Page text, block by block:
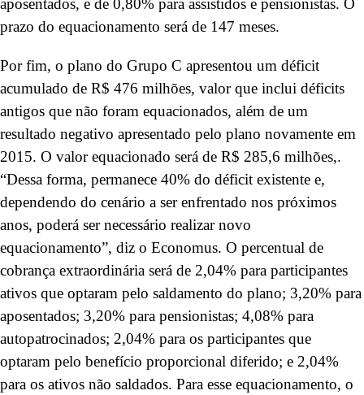
aposentados, e de 0,80% para assistidos e pensionistas. O
prazo do equacionamento será de 147 meses.
Por fim, o plano do Grupo C apresentou um déficit
acumulado de R$ 476 milhões, valor que inclui déficits
antigos que não foram equacionados, além de um
resultado negativo apresentado pelo plano novamente em
2015. O valor equacionado será de R$ 285,6 milhões,.
“Dessa forma, permanece 40% do déficit existente e,
dependendo do cenário a ser enfrentado nos próximos
anos, poderá ser necessário realizar novo
equacionamento”, diz o Economus. O percentual de
cobrança extraordinária será de 2,04% para participantes
ativos que optaram pelo saldamento do plano; 3,20% para
aposentados; 3,20% para pensionistas; 4,08% para
autopatrocinados; 2,04% para os participantes que
optaram pelo benefício proporcional diferido; e 2,04%
para os ativos não saldados. Para esse equacionamento, o